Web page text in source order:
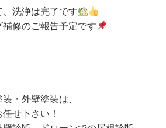
洗浄は完了です
修のご報告予定です
・外壁塗装は、
せ下さい！